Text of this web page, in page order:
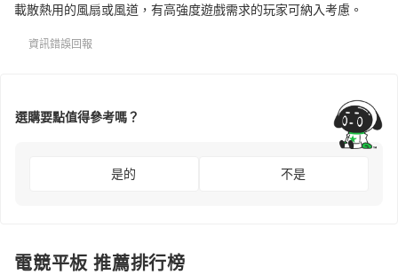
載散熱用的風扇或風道， 有高強度遊戲需求的玩家可納入考慮。
資訊錯誤回報
選購要點值得參考嗎？
是的 不是
電競平板 推薦排行榜